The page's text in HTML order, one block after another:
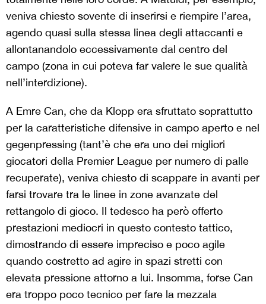
veniva chiesto sovente di inserirsi e riempire l’area,
agendo quasi sulla stessa linea degli attaccanti e
allontanandolo eccessivamente dal centro del
campo (zona in cui poteva far valere le sue qualità
nell’interdizione).
A Emre Can, che da Klopp era sfruttato soprattutto
per la caratteristiche difensive in campo aperto e nel
gegenpressing (tant’è che era uno dei migliori
giocatori della Premier League per numero di palle
recuperate), veniva chiesto di scappare in avanti per
farsi trovare tra le linee in zone avanzate del
rettangolo di gioco. Il tedesco ha però offerto
prestazioni mediocri in questo contesto tattico,
dimostrando di essere impreciso e poco agile
quando costretto ad agire in spazi stretti con
elevata pressione attorno a lui. Insomma, forse Can
era troppo poco tecnico per fare la mezzala